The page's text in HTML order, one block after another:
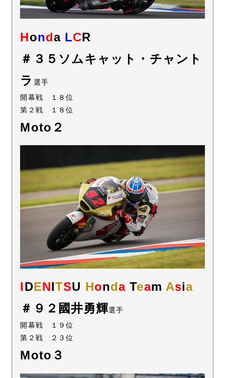
Honda LCR
＃３５ソムキャット・チャント
ラ 選手
開幕戦 １８位
第２戦 １８位
Moto２
IDENITSU Honda Team Asia
＃９２國井勇輝選手
開幕戦 １９位
第２戦 ２３位
Moto３